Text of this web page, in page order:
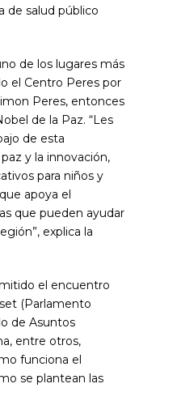
de salud público
de los lugares más
el Centro Peres por
Peres, entonces
de la Paz. “Les
de esta
y la innovación,
para niños y
apoya el
que pueden ayudar
explica la
el encuentro
(Parlamento
de Asuntos
entre otros,
funciona el
se plantean las